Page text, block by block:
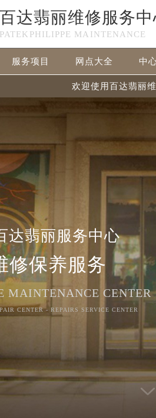
百达翡丽维修服务
PATEKPHILIPPE MAINTENANCE
服务项目 网点大全 中
欢迎使用百达翡丽
达翡丽服务中心
修保养服务
MAINTENANCE CENTER
CENTER - REPAIRS SERVICE CENTER